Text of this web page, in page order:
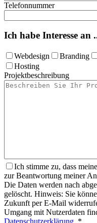
Telefonnummer
Ich habe Interesse an
Webdesign Branding
Hosting
Projektbeschreibung
Ich stimme zu, dass
zur Beantwortung meiner
Die Daten werden nach
gelöscht. Hinweis: Sie
Zukunft per E-Mail
Umgang mit Nutzerdaten